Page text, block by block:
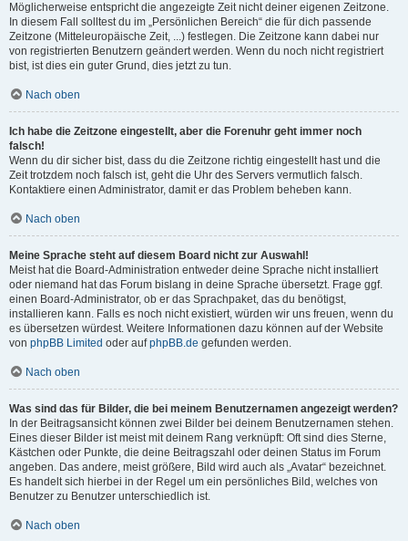
Möglicherweise entspricht die angezeigte Zeit nicht deiner eigenen Zeitzone.
In diesem Fall solltest du im „Persönlichen Bereich“ die für dich passende
Zeitzone (Mitteleuropäische Zeit, ...) festlegen. Die Zeitzone kann dabei nur
von registrierten Benutzern geändert werden. Wenn du noch nicht registriert
bist, ist dies ein guter Grund, dies jetzt zu tun.
Nach oben
Ich habe die Zeitzone eingestellt, aber die Forenuhr geht immer noch
falsch!
Wenn du dir sicher bist, dass du die Zeitzone richtig eingestellt hast und die
Zeit trotzdem noch falsch ist, geht die Uhr des Servers vermutlich falsch.
Kontaktiere einen Administrator, damit er das Problem beheben kann.
Nach oben
Meine Sprache steht auf diesem Board nicht zur Auswahl!
Meist hat die Board-Administration entweder deine Sprache nicht installiert
oder niemand hat das Forum bislang in deine Sprache übersetzt. Frage ggf.
einen Board-Administrator, ob er das Sprachpaket, das du benötigst,
installieren kann. Falls es noch nicht existiert, würden wir uns freuen, wenn du
es übersetzen würdest. Weitere Informationen dazu können auf der Website
von phpBB Limited oder aufphpBB.de gefunden werden.
Nach oben
Was sind das für Bilder, die bei meinem Benutzernamen angezeigt werden?
In der Beitragsansicht können zwei Bilder bei deinem Benutzernamen stehen.
Eines dieser Bilder ist meist mit deinem Rang verknüpft: Oft sind dies Sterne,
Kästchen oder Punkte, die deine Beitragszahl oder deinen Status im Forum
angeben. Das andere, meist größere, Bild wird auch als „Avatar“ bezeichnet.
Es handelt sich hierbei in der Regel um ein persönliches Bild, welches von
Benutzer zu Benutzer unterschiedlich ist.
Nach oben